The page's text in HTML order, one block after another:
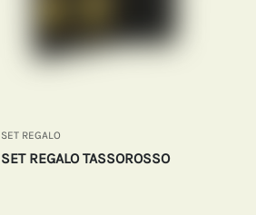
SET REGALO
SET REGALO TASSOROSSO